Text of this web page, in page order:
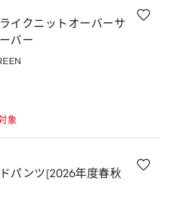
イクニットオーバーサ
バー
象
パンツ(2026年度春秋